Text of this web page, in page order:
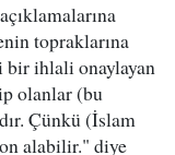
topraklarına
bir ihlali onaylayan
olanlar (bu
Çünkü (İslam
alabilir." diye